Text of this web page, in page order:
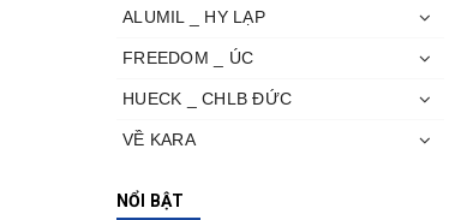
ALUMIL _ HY LẠP
FREEDOM _ ÚC
HUECK _ CHLB ĐỨC
VỀ KARA
NỔI BẬT